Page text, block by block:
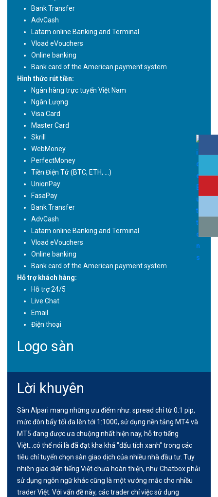
Bank Transfer
AdvCash
Latam online Banking and Terminal
Vload eVouchers
Online banking
Bank card of the American payment system
Hình thức rút tiền:
Ngân hàng trực tuyến Việt Nam
Ngân Lượng
Visa Card
Master Card
Skrill
WebMoney
PerfectMoney
Tiền Điện Tử (BTC, ETH, ...)
UnionPay
FasaPay
Bank Transfer
AdvCash
Latam online Banking and Terminal
Vload eVouchers
Online banking
Bank card of the American payment system
Hỗ trợ khách hàng:
Hỗ trợ 24/5
Live Chat
Email
Điện thoại
Logo sàn
Lời khuyên
Sàn Alpari mang những ưu điểm như: spread chỉ từ 0.1 pip,
mức đòn bẩy tối đa lên tới 1:1000, sử dụng nền tảng MT4 và
MT5 đang được ưa chuộng nhất hiện nay, hỗ trợ tiếng
Việt...có thể nói là đã đạt kha khá "dấu tích xanh" trong các
tiêu chí tuyển chọn sàn giao dịch của nhiều nhà đầu tư. Tuy
nhiên giao diện tiếng Việt chưa hoàn thiện, như Chatbox phải
sử dụng ngôn ngữ khác cũng là một vướng mắc cho nhiều
trader Việt. Với vấn đề này, các trader chỉ việc sử dụng